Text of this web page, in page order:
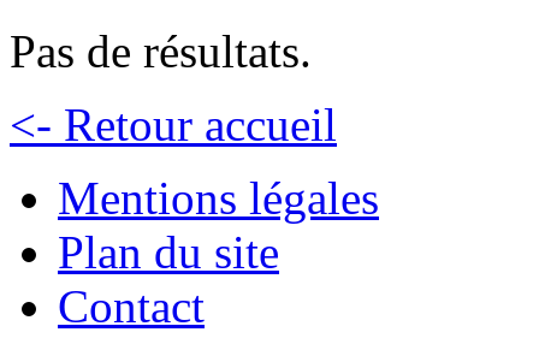
Pas de résultats.
<- Retour accueil
Mentions légales
Plan du site
Contact